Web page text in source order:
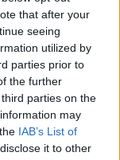
that after your
seeing
utilized by
parties prior to
the further
parties on the
may
IAB’s List of
it to other
Λεμονίδης
για να
εξαπλωθεί,
του